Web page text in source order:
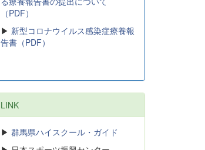
（PDF）
▶ 新型コロナウイルス感染症療養報
告書（PDF）
LINK
▶ 群馬県ハイスクール・ガイド